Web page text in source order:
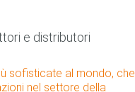
e distributori
sofisticate al mondo, che
nel settore della